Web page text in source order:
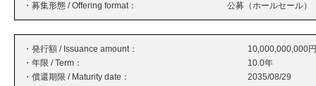
・募集形態 / Offering format：
公募（ホールセール）
・発行額 / Issuance amount：
10,000,000,000円
・年限 / Term：
10.0年
・償還期限 / Maturity date：
2035/08/29